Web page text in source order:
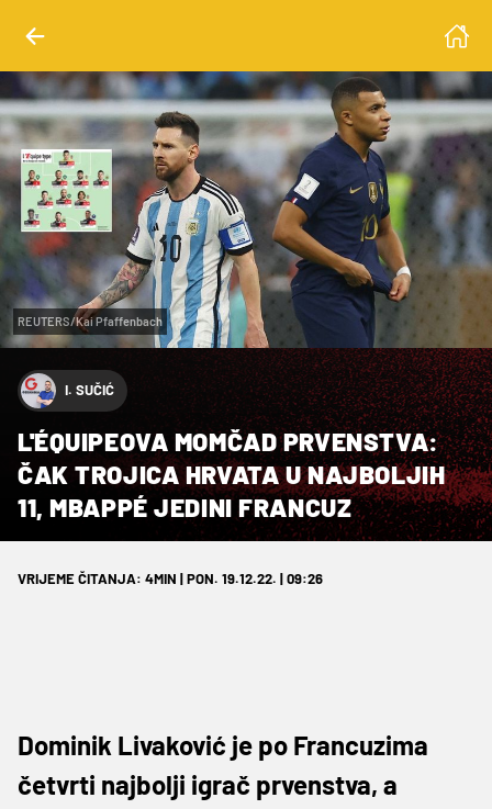
REUTERS/Kai Pfaffenbach
I. SUČIĆ
L'ÉQUIPEOVA MOMČAD PRVENSTVA:
ČAK TROJICA HRVATA U NAJBOLJIH
11, MBAPPÉ JEDINI FRANCUZ
VRIJEME ČITANJA: 4MIN | PON. 19.12.22. | 09:26
Dominik Livaković je po Francuzima
četvrti najbolji igrač prvenstva, a